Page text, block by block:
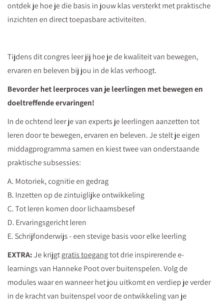
ontdek je hoe je die basis in jouw klas versterkt met praktische
inzichten en direct toepasbare activiteiten.
Tijdens dit congres leer jij hoe je de kwaliteit van bewegen,
ervaren en beleven bij jou in de klas verhoogt.
Bevorder het leerproces van je leerlingen met bewegen en
doeltreffende ervaringen!
In de ochtend leer je van experts je leerlingen aanzetten tot
leren door te bewegen, ervaren en beleven. Je stelt je eigen
middagprogramma samen en kiest twee van onderstaande
praktische subsessies:
A. Motoriek, cognitie en gedrag
B. Inzetten op de zintuiglijke ontwikkeling
C. Tot leren komen door lichaamsbesef
D. Ervaringsgericht leren
E. Schrijfonderwijs - een stevige basis voor elke leerling
EXTRA:Je krijgtgratis toegangtot drie inspirerende e-
learnings van Hanneke Poot over buitenspelen. Volg de
modules waar en wanneer het jou uitkomt en verdiep je verder
in de kracht van buitenspel voor de ontwikkeling van je